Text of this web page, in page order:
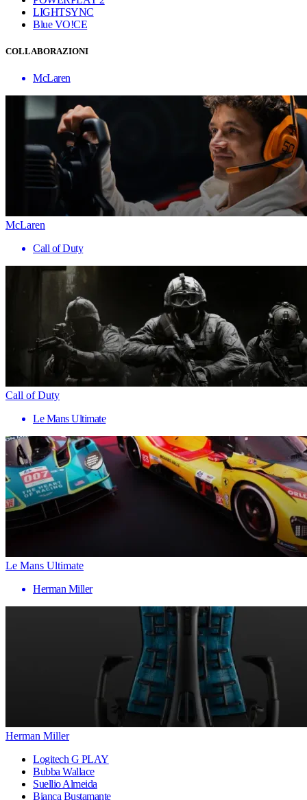
LIGHTSYNC
Blue VO!CE
COLLABORAZIONI
McLaren
McLaren
Call of Duty
Call of Duty
Le Mans Ultimate
Le Mans Ultimate
Herman Miller
Herman Miller
Logitech G PLAY
Bubba Wallace
Suellio Almeida
Bianca Bustamante